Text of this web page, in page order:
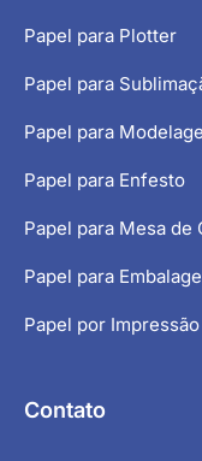
Papel para Plotter
Papel para
Papel para
Papel para Enfesto
Papel para Mesa de
Papel para
Papel por Impressão
Contato